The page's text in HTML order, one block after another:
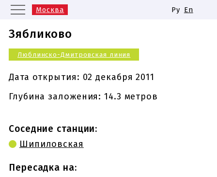
Москва
Казань
Новосибирск
Самара
Одинаковые названия станций
метро
Ру En
Зябликово
Люблинско-Дмитровская линия
Дата открытия: 02 декабря 2011
Глубина заложения: 14.3 метров
Соседние станции:
Шипиловская
Пересадка на: